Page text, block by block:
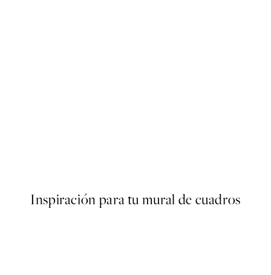
Inspiración para tu mural de cuadros